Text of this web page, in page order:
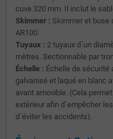
cuve 320 mm. Il inclut le
Skimmer : Skimmer et buse
AR100.
Tuyaux : 2 tuyaux d`un
mètres. Sectionnable par
Échelle : Échelle de sécurité
galvanisé et laqué en blanc
avant amovible. (Cela
extérieur afin d`empêcher
d`éviter les accidents).